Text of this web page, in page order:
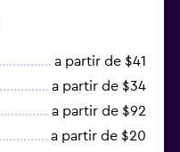
a partir de $41
a partir de $34
a partir de $92
a partir de $20